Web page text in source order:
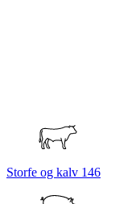
Storfe og kalv 146